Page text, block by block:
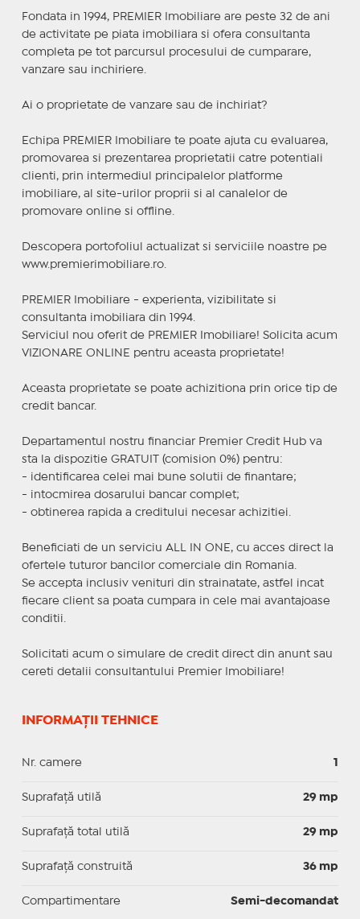
Fondata in 1994, PREMIER Imobiliare are peste 32 de ani
de activitate pe piata imobiliara si ofera consultanta
completa pe tot parcursul procesului de cumparare,
vanzare sau inchiriere.
Ai o proprietate de vanzare sau de inchiriat?
Echipa PREMIER Imobiliare te poate ajuta cu evaluarea,
promovarea si prezentarea proprietatii catre potentiali
clienti, prin intermediul principalelor platforme
imobiliare, al site-urilor proprii si al canalelor de
promovare online si offline.
Descopera portofoliul actualizat si serviciile noastre pe
www.premierimobiliare.ro.
PREMIER Imobiliare - experienta, vizibilitate si
consultanta imobiliara din 1994.
Serviciul nou oferit de PREMIER Imobiliare! Solicita acum
VIZIONARE ONLINE pentru aceasta proprietate!
Aceasta proprietate se poate achizitiona prin orice tip de
credit bancar.
Departamentul nostru financiar Premier Credit Hub va
sta la dispozitie GRATUIT (comision 0%) pentru:
- identificarea celei mai bune solutii de finantare;
- intocmirea dosarului bancar complet;
- obtinerea rapida a creditului necesar achizitiei.
Beneficiati de un serviciu ALL IN ONE, cu acces direct la
ofertele tuturor bancilor comerciale din Romania.
Se accepta inclusiv venituri din strainatate, astfel incat
fiecare client sa poata cumpara in cele mai avantajoase
conditii.
Solicitati acum o simulare de credit direct din anunt sau
cereti detalii consultantului Premier Imobiliare!
INFORMAȚII TEHNICE
Nr. camere 1
Suprafaţă utilă 29 mp
Suprafaţă total utilă 29 mp
Suprafaţă construită 36 mp
Compartimentare Semi-decomandat